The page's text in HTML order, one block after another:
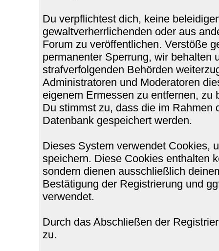
Du verpflichtest dich, keine
gewaltverherrlichenden oder aus
Forum zu veröffentlichen. Verstöße
permanenter Sperrung, wir behalten
strafverfolgenden Behörden
Administratoren und Moderatoren
eigenem Ermessen zu entfernen, zu
Du stimmst zu, dass die im Rahmen
Datenbank gespeichert werden.
Dieses System verwendet Cookies,
speichern. Diese Cookies enthalten
sondern dienen ausschließlich
Bestätigung der Registrierung und
verwendet.
Durch das Abschließen der
zu.